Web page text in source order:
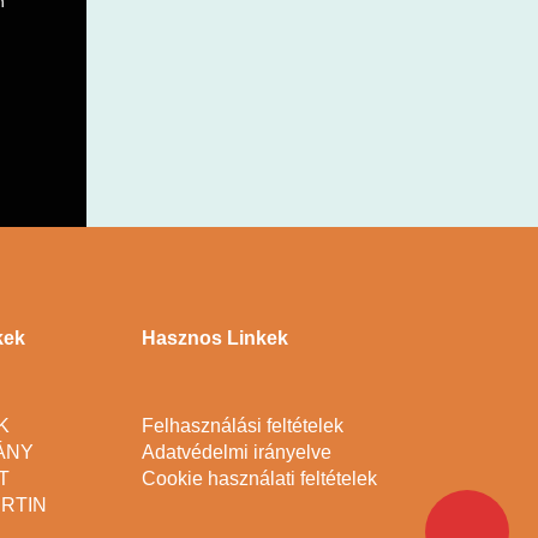
Hasznos Linkek
Felhasználási feltételek
Adatvédelmi irányelve
Cookie használati feltételek